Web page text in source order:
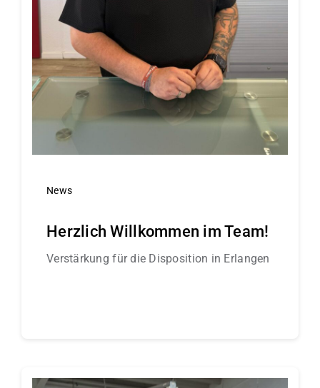
News
Herzlich Willkommen im Team!
Verstärkung für die Disposition in Erlangen